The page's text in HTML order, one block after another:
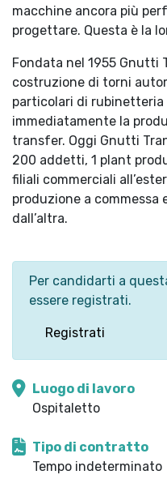
macchine ancora più
progettare. Questa è la
Fondata nel 1955 Gnutti
costruzione di torni
particolari di rubinetteria
immediatamente la
transfer. Oggi Gnutti
200 addetti, 1 plant
filiali commerciali
produzione a commessa
dall’altra.
Per candidarti a
essere registrati.
Registrati
Luogo di lavoro
Ospitaletto
Tipo di contratto
Tempo indeterminato